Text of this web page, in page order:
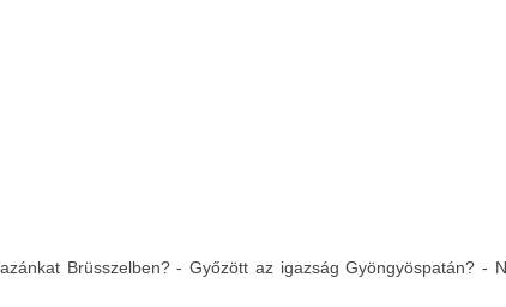
Brüsszelben? - Győzött az igazság Gyöngyöspatán? -